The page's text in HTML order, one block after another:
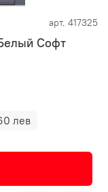
арт. 417325
Софт
лев